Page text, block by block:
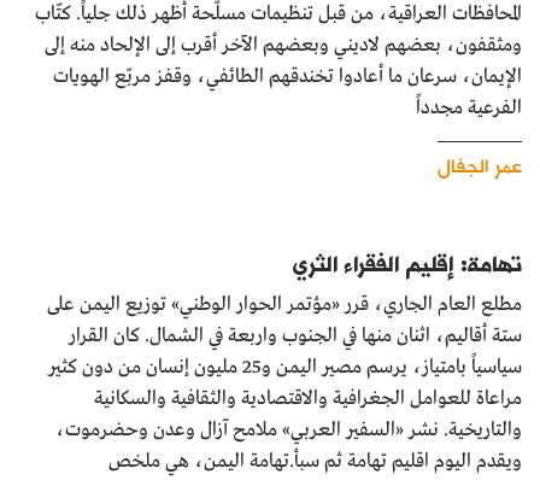
المحافظات العراقية، من قبل تنظيمات مسلّحة أظهر ذلك جلياً. كتّاب
ومثقفون، بعضهم لاديني وبعضهم الآخر أقرب إلى الإلحاد منه إلى
الإيمان، سرعان ما أعادوا تخندقهم الطائفي، وقفز مربّع الهويات
الفرعية مجدداً
عمر الجفال
تهامة: إقليم الفقراء الثري
مطلع العام الجاري، قرر «مؤتمر الحوار الوطني» توزيع اليمن على
ستة أقاليم، اثنان منها في الجنوب واربعة في الشمال. كان القرار
سياسياً بامتياز، يرسم مصير اليمن و25 مليون إنسان من دون كثير
مراعاة للعوامل الجغرافية والاقتصادية والثقافية والسكانية
والتاريخية. نشر «السفير العربي» ملامح آزال وعدن وحضرموت،
ويقدم اليوم اقليم تهامة ثم سبأ.تهامة اليمن، هي ملخص